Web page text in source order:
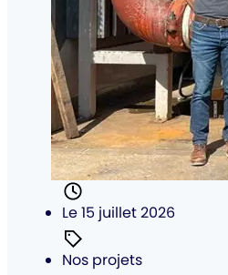
Posté
Le 15 juillet 2026
Catégorie
Nos projets